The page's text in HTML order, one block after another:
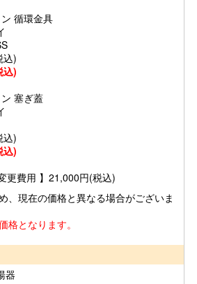
循環金具
込)
込)
塞ぎ蓋
込)
込)
更費用 】21,000円(税込)
、現在の価格と異なる場合がございま
格となります。
器